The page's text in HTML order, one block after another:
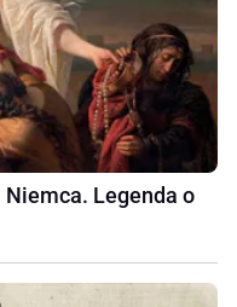
Niemca. Legenda o